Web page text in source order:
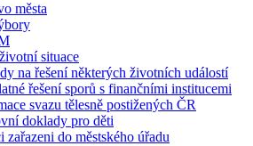
města
situace
na řešení některých životních událostí
řešení sporů s finančními institucemi
svazu tělesně postižených ČR
doklady pro děti
zařazeni do městského úřadu